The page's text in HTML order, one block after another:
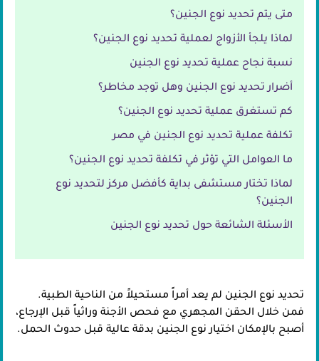
متى يتم تحديد نوع الجنين؟
لماذا يلجأ الأزواج لعملية تحديد نوع الجنين؟
نسبة نجاح عملية تحديد نوع الجنين
أضرار تحديد نوع الجنين وهل توجد مخاطر؟
كم تستغرق عملية تحديد نوع الجنين؟
تكلفة عملية تحديد نوع الجنين في مصر
ما العوامل التي تؤثر في تكلفة تحديد نوع الجنين؟
لماذا تختار مستشفى بداية كأفضل مركز لتحديد نوع
الجنين؟
الأسئلة الشائعة حول تحديد نوع الجنين
تحديد نوع الجنين لم يعد أمراً مستحيلاً من الناحية الطبية.
فمن خلال الحقن المجهري مع فحص الأجنة وراثياً قبل الإرجاع،
أصبح بالإمكان اختيار نوع الجنين بدقة عالية قبل حدوث الحمل.